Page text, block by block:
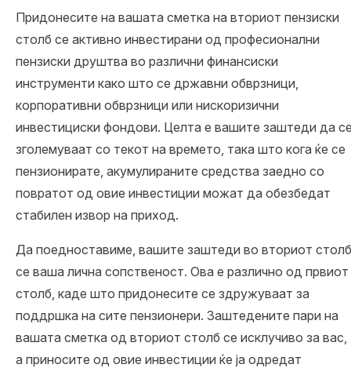
Придонесите на вашата сметка на вториот пензиски
столб се активно инвестирани од професионални
пензиски друштва во различни финансиски
инструменти како што се државни обврзници,
корпоративни обврзници или нискоризични
инвестициски фондови. Целта е вашите заштеди да
зголемуваат со текот на времето, така што кога ќе се
пензионирате, акумулираните средства заедно со
повратот од овие инвестиции можат да обезбедат
стабилен извор на приход.
Да поедноставиме, вашите заштеди во вториот столб
се ваша лична сопственост. Ова е различно од првиот
столб, каде што придонесите се здружуваат за
поддршка на сите пензионери. Заштедените пари на
вашата сметка од вториот столб се исклучиво за вас,
а приносите од овие инвестиции ќе ја одредат